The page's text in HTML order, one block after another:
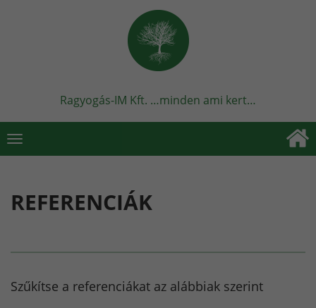
Ragyogás-IM Kft. …minden ami kert…
Toggle
navigation
REFERENCIÁK
Szűkítse a referenciákat az alábbiak szerint